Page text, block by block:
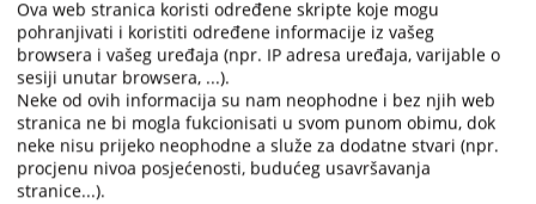
the
calendar
and
select
a
date.
Press
the
calendar
and
select
a
date.
Press
Ova web stranica koristi određene skripte koje mogu
pohranjivati i koristiti određene informacije iz vašeg
browsera i vašeg uređaja (npr. IP adresa uređaja, varijable o
sesiji unutar browsera, ...).
Neke od ovih informacija su nam neophodne i bez njih web
stranica ne bi mogla fukcionisati u svom punom obimu, dok
neke nisu prijeko neophodne a služe za dodatne stvari (npr.
procjenu nivoa posjećenosti, budućeg usavršavanja
stranice...).